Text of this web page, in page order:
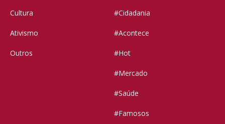
Cultura
Ativismo
Outros
#Cidadania
#Acontece
#Hot
#Mercado
#Saúde
#Famosos